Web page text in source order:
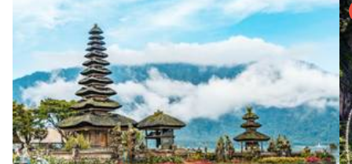
Österreich: +43 720 116 651
Unser Serviceteam ist 24 Stunden an 7 Tagen der Woche
für Sie da.